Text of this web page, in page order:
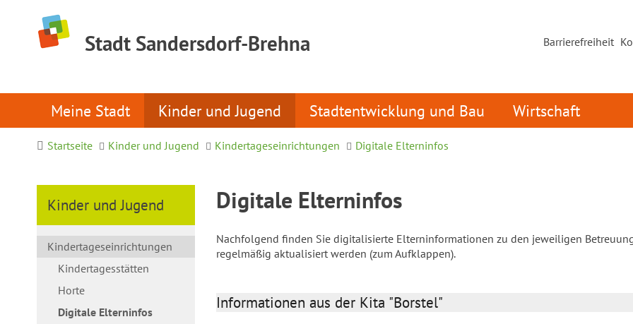
Stadt Sandersdorf-Brehna Barrierefreiheit
Meine Stadt Kinder und Jugend Stadtentwicklung und Bau Wirtschaft
Startseite Kinder und Jugend Kindertageseinrichtungen Digitale Elterninfos
Kinder und Jugend
Kindertageseinrichtungen
Kindertagesstätten
Horte
Digitale Elterninfos
Digitale Elterninfos
Nachfolgend finden Sie digitalisierte Elterninformationen zu den jeweiligen
regelmäßig aktualisiert werden (zum Aufklappen).
Informationen aus der Kita "Borstel"